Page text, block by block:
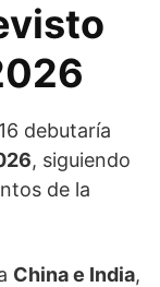
debutaría
, siguiendo
de la
China e India,